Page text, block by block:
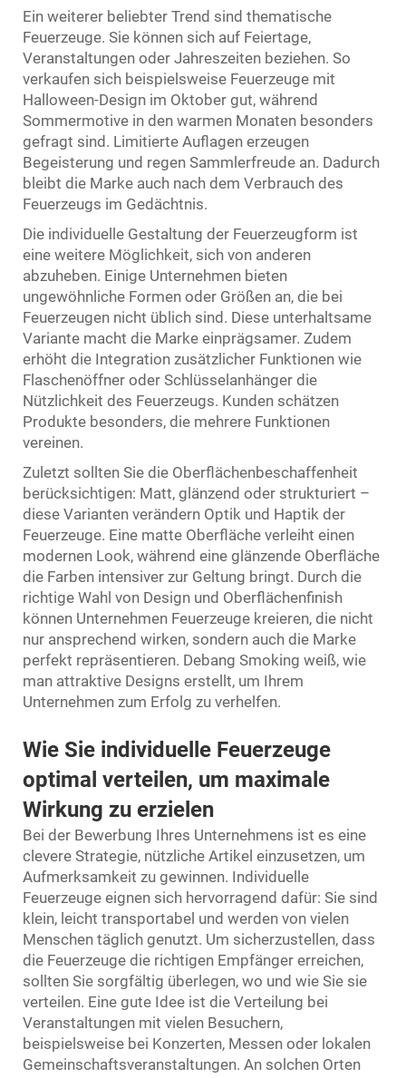
Ein weiterer beliebter Trend sind thematische
Feuerzeuge. Sie können sich auf Feiertage,
Veranstaltungen oder Jahreszeiten beziehen. So
verkaufen sich beispielsweise Feuerzeuge mit
Halloween-Design im Oktober gut, während
Sommermotive in den warmen Monaten besonders
gefragt sind. Limitierte Auflagen erzeugen
Begeisterung und regen Sammlerfreude an. Dadurch
bleibt die Marke auch nach dem Verbrauch des
Feuerzeugs im Gedächtnis.
Die individuelle Gestaltung der Feuerzeugform ist
eine weitere Möglichkeit, sich von anderen
abzuheben. Einige Unternehmen bieten
ungewöhnliche Formen oder Größen an, die bei
Feuerzeugen nicht üblich sind. Diese unterhaltsame
Variante macht die Marke einprägsamer. Zudem
erhöht die Integration zusätzlicher Funktionen wie
Flaschenöffner oder Schlüsselanhänger die
Nützlichkeit des Feuerzeugs. Kunden schätzen
Produkte besonders, die mehrere Funktionen
vereinen.
Zuletzt sollten Sie die Oberflächenbeschaffenheit
berücksichtigen: Matt, glänzend oder strukturiert –
diese Varianten verändern Optik und Haptik der
Feuerzeuge. Eine matte Oberfläche verleiht einen
modernen Look, während eine glänzende Oberfläche
die Farben intensiver zur Geltung bringt. Durch die
richtige Wahl von Design und Oberflächenfinish
können Unternehmen Feuerzeuge kreieren, die nicht
nur ansprechend wirken, sondern auch die Marke
perfekt repräsentieren. Debang Smoking weiß, wie
man attraktive Designs erstellt, um Ihrem
Unternehmen zum Erfolg zu verhelfen.
Wie Sie individuelle Feuerzeuge
optimal verteilen, um maximale
Wirkung zu erzielen
Bei der Bewerbung Ihres Unternehmens ist es eine
clevere Strategie, nützliche Artikel einzusetzen, um
Aufmerksamkeit zu gewinnen. Individuelle
Feuerzeuge eignen sich hervorragend dafür: Sie sind
klein, leicht transportabel und werden von vielen
Menschen täglich genutzt. Um sicherzustellen, dass
die Feuerzeuge die richtigen Empfänger erreichen,
sollten Sie sorgfältig überlegen, wo und wie Sie sie
verteilen. Eine gute Idee ist die Verteilung bei
Veranstaltungen mit vielen Besuchern,
beispielsweise bei Konzerten, Messen oder lokalen
Gemeinschaftsveranstaltungen. An solchen Orten